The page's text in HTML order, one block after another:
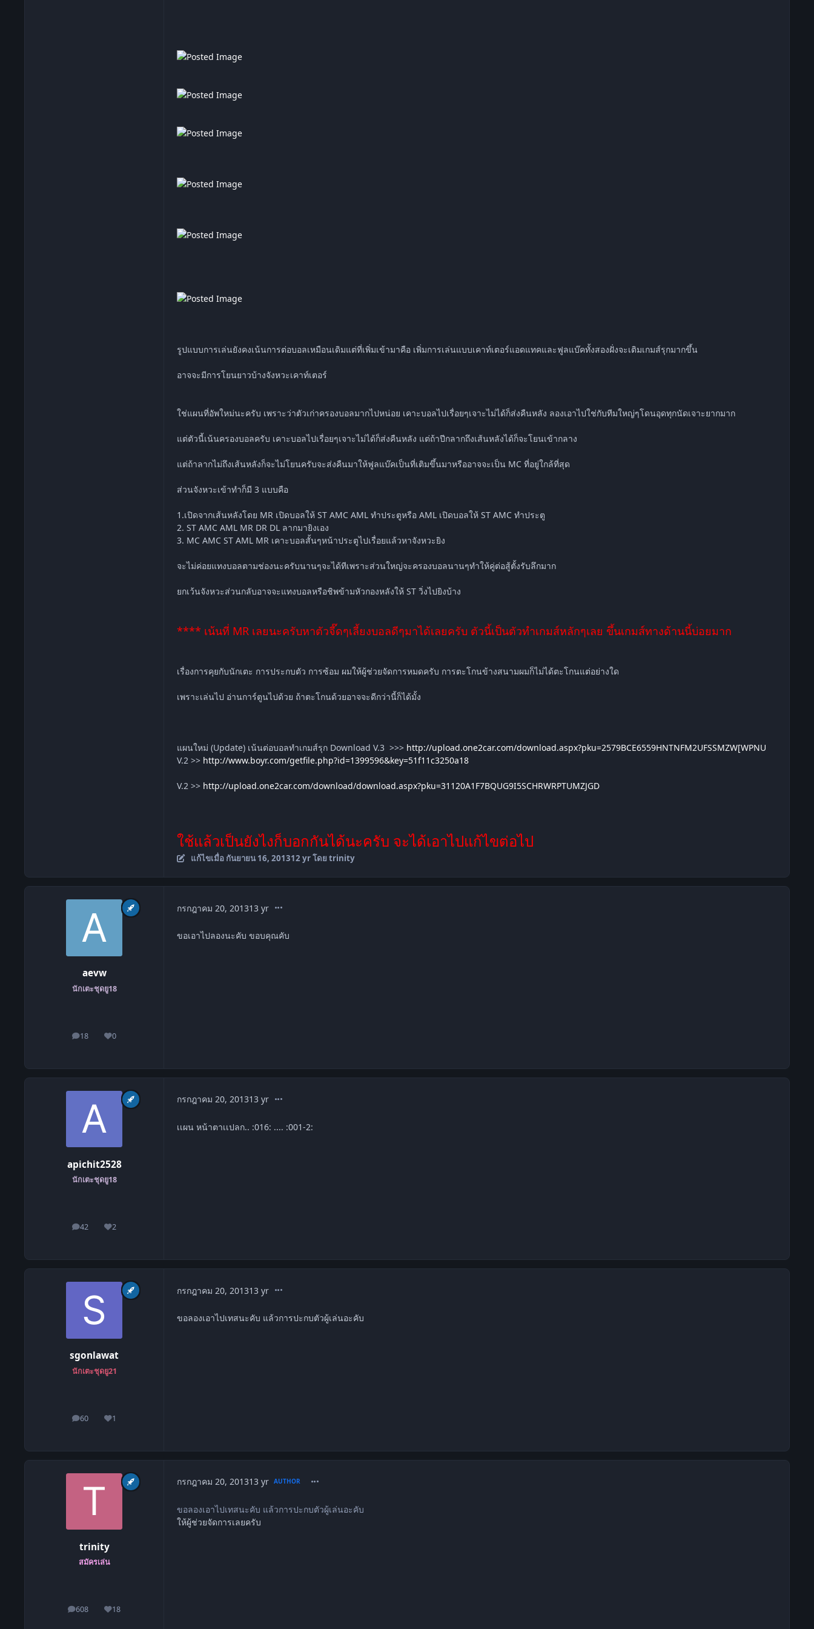
รูปแบบการเล่นยังคงเน้นการต่อบอลเหมือนเดิมแต่ที่เพิ่มเข้ามาคือ เพิ่มการเล่นแบบเคาท์เตอร์แอดแทคและฟูลแบ๊คทั้งสองฝั่งจะเติมเกมส์รุกมากขึ้น
อาจจะมีการโยนยาวบ้างจังหวะเคาท์เตอร์
ใช่แผนที่อัพใหม่นะครับ เพราะว่าตัวเก่าครองบอลมากไปหน่อย เคาะบอลไปเรื่อยๆเจาะไม่ได้ก็ส่งคืนหลัง ลองเอาไปใช่กับทีมใหญ่ๆโดนอุดทุกนัดเจาะยากมาก
แต่ตัวนี้เน้นครองบอลครับ เคาะบอลไปเรื่อยๆเจาะไม่ได้ก็ส่งคืนหลัง แต่ถ้าปีกลากถึงเส้นหลังได้ก็จะโยนเข้ากลาง
แต่ถ้าลากไม่ถึงเส้นหลังก็จะไม่โยนครับจะส่งคืนมาให้ฟูลแบ๊คเป็นที่เติมขึ้นมาหรืออาจจะเป็น MC ที่อยู่ใกล้ที่สุด
ส่วนจังหวะเข้าทำก็มี 3 แบบคือ
1.เปิดจากเส้นหลังโดย MR เปิดบอลให้ ST AMC AML ทำประตูหรือ AML เปิดบอลให้ ST AMC ทำประตู
2. ST AMC AML MR DR DL ลากมายิงเอง
3. MC AMC ST AML MR เคาะบอลสั้นๆหน้าประตูไปเรื่อยแล้วหาจังหวะยิง
จะไม่ค่อยแทงบอลตามช่องนะครับนานๆจะได้ทีเพราะส่วนใหญ่จะครองบอลนานๆทำให้คู่ต่อสู้ตั้งรับลึกมาก
ยกเว้นจังหวะส่วนกลับอาจจะแทงบอลหรือชิพข้ามหัวกองหลังให้ ST วิ่งไปยิงบ้าง
**** เน้นที่ MR เลยนะครับหาตัวจี๊ดๆเลี้ยงบอลดีๆมาได้เลยครับ ตัวนี้เป็นตัวทำเกมส์หลักๆเลย ขึ้นเกมส์ทางด้านนี้บ่อยมาก
เรื่องการคุยกับนักเตะ การประกบตัว การซ้อม ผมให้ผู้ช่วยจัดการหมดครับ การตะโกนข้างสนามผมก็ไม่ได้ตะโกนแต่อย่างใด
เพราะเล่นไป อ่านการ์ตูนไปด้วย ถ้าตะโกนด้วยอาจจะดีกว่านี้ก็ได้มั้ง
แผนใหม่ (Update) เน้นต่อบอลทำเกมส์รุก Download V.3 >>> http://upload.one2car.com/download.aspx?pku=2579BCE6559HNTNFM2UFSSMZW[WPNU
V.2 >> http://www.boyr.com/getfile.php?id=1399596&key=51f11c3250a18
V.2 >> http://upload.one2car.com/download/download.aspx?pku=31120A1F7BQUG9I5SCHRWRPTUMZJGD
ใช้แล้วเป็นยังไงก็บอกกันได้นะครับ จะได้เอาไปแก้ไขต่อไป
แก้ไขเมื่อ กันยายน 16, 201312 yrโดย trinity
aevw
นักเตะชุดยู18
18
โพสต์ 0
ชื่อเสียง
กรกฎาคม 20, 201313 yrcomment_1489066
ขอเอาไปลองนะคับ ขอบคุณคับ
apichit2528
นักเตะชุดยู18
42
โพสต์ 2
ชื่อเสียง
กรกฎาคม 20, 201313 yrcomment_1489076
เเผน หน้าตาเเปลก.. :016: .... :001-2:
sgonlawat
นักเตะชุดยู21
60
โพสต์ 1
ชื่อเสียง
กรกฎาคม 20, 201313 yrcomment_1489077
ขอลองเอาไปเทสนะคับ แล้วการปะกบตัวผู้เล่นอะคับ
trinity
สมัครเล่น
608
โพสต์ 18
ชื่อเสียง
กรกฎาคม 20, 201313 yr AUTHOR comment_1489079
ขอลองเอาไปเทสนะคับ แล้วการปะกบตัวผู้เล่นอะคับ
ให้ผู้ช่วยจัดการเลยครับ